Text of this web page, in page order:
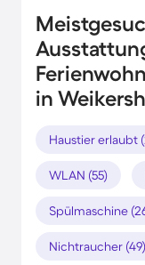
in
Haustier erlaubt
WLAN (55)
Spülmaschine
Nichtraucher (49)